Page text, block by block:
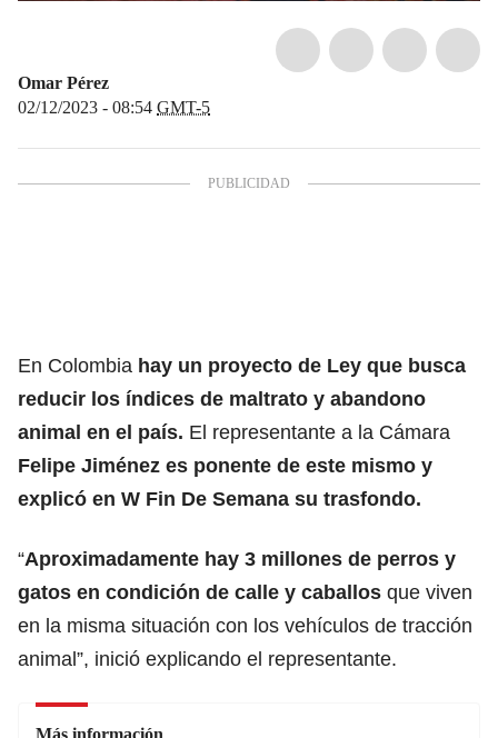
Omar Pérez
02/12/2023 - 08:54 GMT-5
En Colombia hay un proyecto de Ley que busca
reducir los índices de maltrato y abandono
animal en el país. El representante a la Cámara
Felipe Jiménez es ponente de este mismo y
explicó en W Fin De Semana su trasfondo.
“Aproximadamente hay 3 millones de perros y
gatos en condición de calle y caballos que viven
en la misma situación con los vehículos de tracción
animal”, inició explicando el representante.
Más información